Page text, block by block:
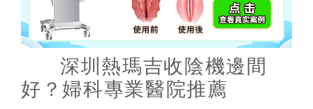
深圳熱瑪吉收陰機邊間
好？婦科專業醫院推薦